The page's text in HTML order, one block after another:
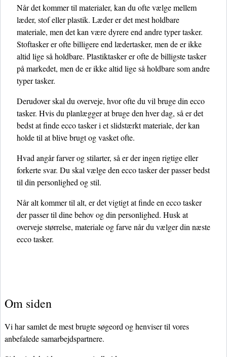
Når det kommer til materialer, kan du ofte vælge mellem
læder, stof eller plastik. Læder er det mest holdbare
materiale, men det kan være dyrere end andre typer tasker.
Stoftasker er ofte billigere end lædertasker, men de er ikke
altid lige så holdbare. Plastiktasker er ofte de billigste tasker
på markedet, men de er ikke altid lige så holdbare som andre
typer tasker.
Derudover skal du overveje, hvor ofte du vil bruge din ecco
tasker. Hvis du planlægger at bruge den hver dag, så er det
bedst at finde ecco tasker i et slidstærkt materiale, der kan
holde til at blive brugt og vasket ofte.
Hvad angår farver og stilarter, så er der ingen rigtige eller
forkerte svar. Du skal vælge den ecco tasker der passer bedst
til din personlighed og stil.
Når alt kommer til alt, er det vigtigt at finde en ecco tasker
der passer til dine behov og din personlighed. Husk at
overveje størrelse, materiale og farve når du vælger din næste
ecco tasker.
Om siden
Vi har samlet de mest brugte søgeord og henviser til vores
anbefalede samarbejdspartnere.